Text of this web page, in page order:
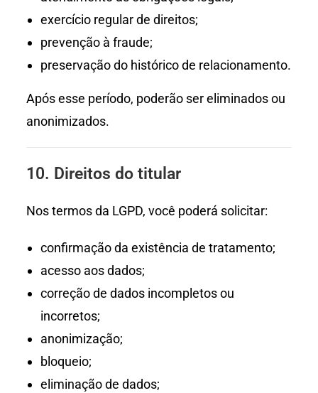
exercício regular de direitos;
prevenção à fraude;
preservação do histórico de relacionamento.
Após esse período, poderão ser eliminados ou
anonimizados.
10. Direitos do titular
Nos termos da LGPD, você poderá solicitar:
confirmação da existência de tratamento;
acesso aos dados;
correção de dados incompletos ou
incorretos;
anonimização;
bloqueio;
eliminação de dados;